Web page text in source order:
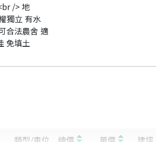
/> 地
獨立 有水
合法農舍 適
免填土